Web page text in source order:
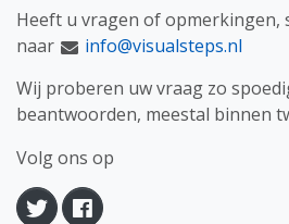
Heeft u vragen of opmerkingen,
naar
info@visualsteps.nl
Wij proberen uw vraag zo
beantwoorden, meestal binnen
Volg ons op
TwitterFacebook